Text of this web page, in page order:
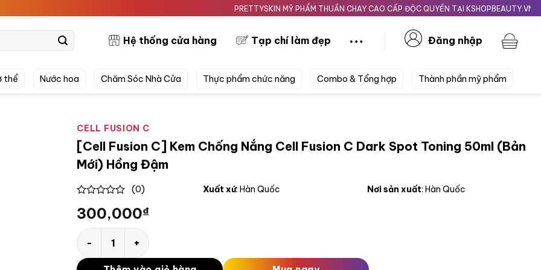
PRETTYSKIN MỸ PHẨM THUẦN CHAY CAO CẤP ĐỘC QUYỀN TẠI KSHOPBEAUTY.VN Giao
Hệ thống cửa hàng Tạp chí làm đẹp Đăng nhập
thể Nước hoa Chăm Sóc Nhà Cửa Thực phẩm chức năng Combo & Tổng hợp Thành phần mỹ phẩm
CELL FUSION C
[Cell Fusion C] Kem Chống Nắng Cell Fusion C Dark Spot Toning 50ml (Bản
Mới) Hồng Đậm
out
5
(0) Xuất xứ: Hàn Quốc Nơi sản xuất: Hàn Quốc
300,000₫
[Cell Fusion C] Kem Chống Nắng Cell Fusion C Dark Spot Toning 50ml (Bản Mới) Hồng Đậm số lượng